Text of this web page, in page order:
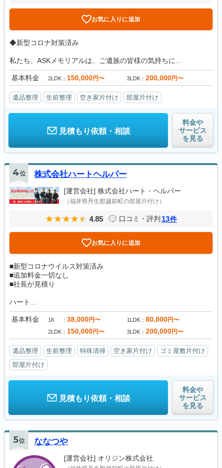
お気に入りに追加
◆新型コロナ対策済み
私たち、ASKメモリアルは、ご遺族の皆様の気持ちに...
基本料金 2LDK 150,000円〜 3LDK 200,000円〜
遺品整理 生前整理 空き家片付け 部屋片付け
見積もり依頼・相談
料金や
サービス
を見る
4位 株式会社ハートヘルパー
[運営会社] 株式会社ハート・ヘルパー
（福井県丹生郡越前町の部屋片付け）
4.85 口コミ・評判 13件
お気に入りに追加
■新型コロナウイルス対策済み
■追加料金一切なし
■社長が見積り
ハート...
基本料金 1K 38,000円〜 1LDK 80,000円〜
2LDK 150,000円〜 3LDK 200,000円〜
遺品整理 生前整理 特殊清掃 空き家片付け
ゴミ屋敷片付け
部屋片付け
見積もり依頼・相談
料金や
サービス
を見る
5位 ななつや
[運営会社] オリジン株式会社